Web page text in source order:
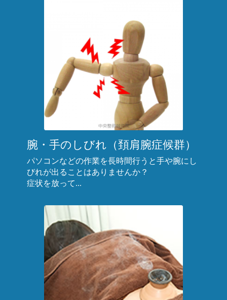
腕・手のしびれ（頚肩腕症候群）
パソコンなどの作業を長時間行うと手や腕にし
びれが出ることはありませんか？
症状を放って...